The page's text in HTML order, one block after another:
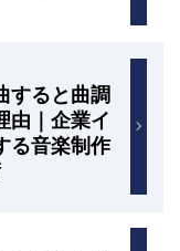
すると曲調
由｜企業イ
る音楽制作